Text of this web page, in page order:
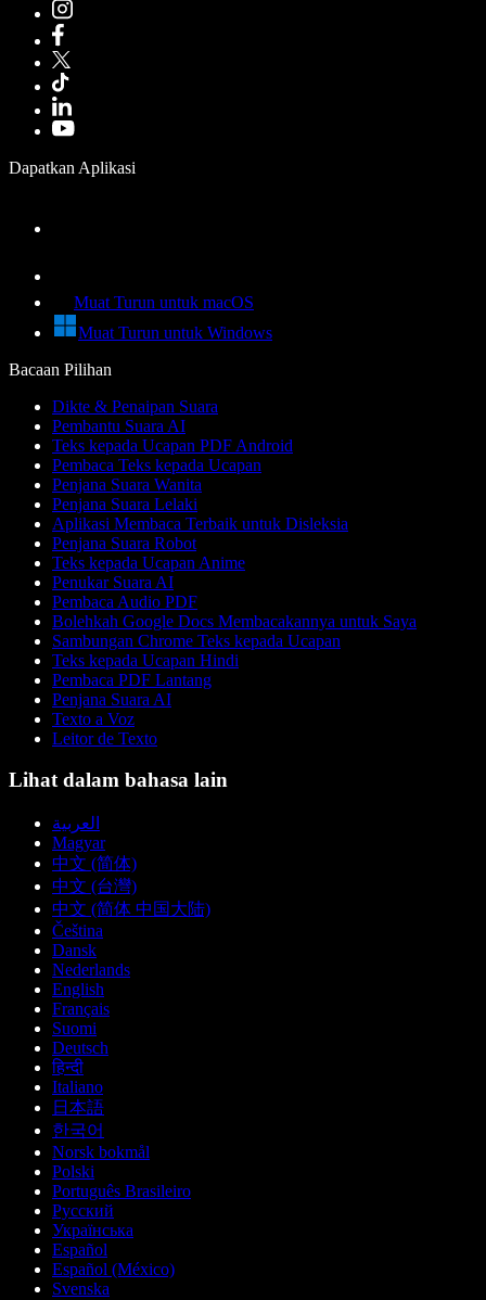
Dapatkan Aplikasi
Muat Turun untuk macOS
Muat Turun untuk Windows
Bacaan Pilihan
Dikte & Penaipan Suara
Pembantu Suara AI
Teks kepada Ucapan PDF Android
Pembaca Teks kepada Ucapan
Penjana Suara Wanita
Penjana Suara Lelaki
Aplikasi Membaca Terbaik untuk Disleksia
Penjana Suara Robot
Teks kepada Ucapan Anime
Penukar Suara AI
Pembaca Audio PDF
Bolehkah Google Docs Membacakannya untuk Saya
Sambungan Chrome Teks kepada Ucapan
Teks kepada Ucapan Hindi
Pembaca PDF Lantang
Penjana Suara AI
Texto a Voz
Leitor de Texto
Lihat dalam bahasa lain
العربية
Magyar
中文 (简体)
中文 (台灣)
中文 (简体 中国大陆)
Čeština
Dansk
Nederlands
English
Français
Suomi
Deutsch
हिन्दी
Italiano
日本語
한국어
Norsk bokmål
Polski
Português Brasileiro
Русский
Українська
Español
Español (México)
Svenska